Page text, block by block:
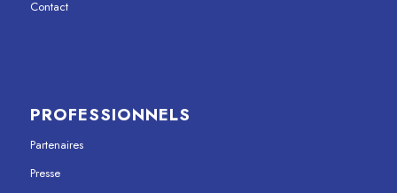
Contact
PROFESSIONNELS
Partenaires
Presse